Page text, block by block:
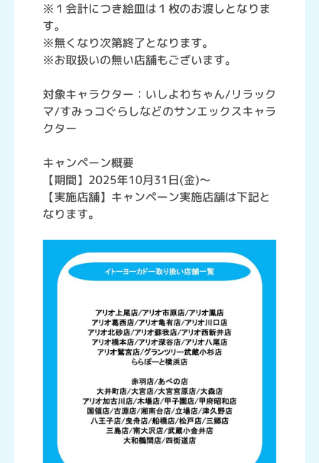
※１会計につき絵皿は１枚のお渡しとなりま
す。
※無くなり次第終了となります。
※お取扱いの無い店舗もございます。
対象キャラクター：いしよわちゃん/リラック
マ/すみっコぐらしなどのサンエックスキャラ
クター
キャンペーン概要
【期間】2025年10月31日(金)～
【実施店舗】キャンペーン実施店舗は下記と
なります。